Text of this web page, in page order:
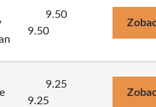
9.50
9.50
9.25
9.25